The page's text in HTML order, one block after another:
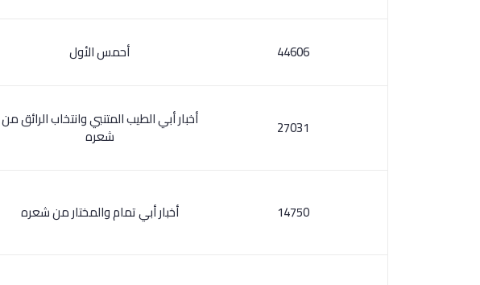
44606 أحمس الأول
27031 أخبار أبي الطيب المتنبي وانتخاب الرائق من
شعره
14750 أخبار أبي تمام والمختار من شعره